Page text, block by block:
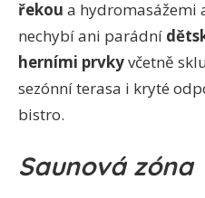
řekou a hydromasážemi
nechybí ani parádní
herními prvkyvčetně
sezónní terasa i kryté
bistro.
Saunová zóna